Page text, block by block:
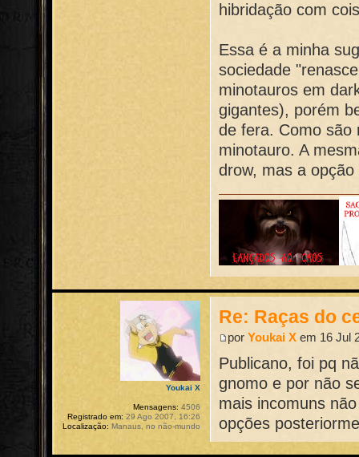
hibridação com
Essa é a minha
sociedade
minotauros em
gigantes), porém
de fera. Como são
minotauro. A
drow, mas a
Re: Raças do
porYoukai X em 16 Jul
Publicano, foi pq
gnomo e por não
mais incomuns
opções
Youkai X
Mensagens: 4506
Registrado em: 29 Ago 2007, 16:26
Localização: Manaus, no não-mundo